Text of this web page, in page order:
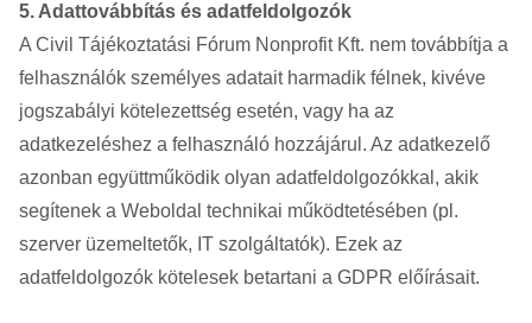
5. Adattovábbítás és adatfeldolgozók
A Civil Tájékoztatási Fórum Nonprofit Kft. nem továbbítja a
felhasználók személyes adatait harmadik félnek, kivéve
jogszabályi kötelezettség esetén, vagy ha az
adatkezeléshez a felhasználó hozzájárul. Az adatkezelő
azonban együttműködik olyan adatfeldolgozókkal, akik
segítenek a Weboldal technikai működtetésében (pl.
szerver üzemeltetők, IT szolgáltatók). Ezek az
adatfeldolgozók kötelesek betartani a GDPR előírásait.